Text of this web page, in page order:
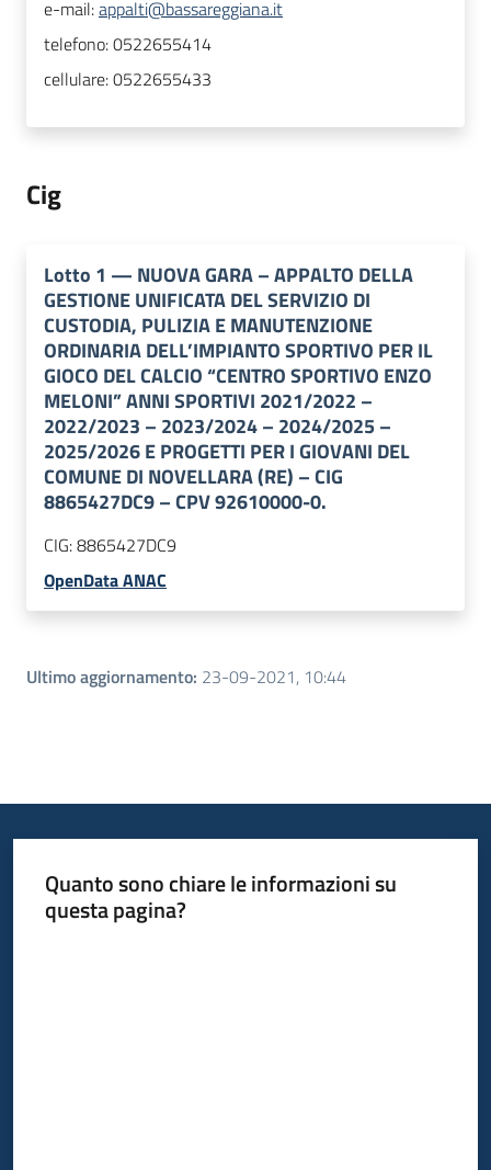
e-mail:appalti@bassareggiana.it
telefono:0522655414
cellulare:0522655433
Cig
Lotto 1 — NUOVA GARA – APPALTO DELLA
GESTIONE UNIFICATA DEL SERVIZIO DI
CUSTODIA, PULIZIA E MANUTENZIONE
ORDINARIA DELL’IMPIANTO SPORTIVO PER IL
GIOCO DEL CALCIO “CENTRO SPORTIVO ENZO
MELONI” ANNI SPORTIVI 2021/2022 –
2022/2023 – 2023/2024 – 2024/2025 –
2025/2026 E PROGETTI PER I GIOVANI DEL
COMUNE DI NOVELLARA (RE) – CIG
8865427DC9 – CPV 92610000-0.
CIG:8865427DC9
OpenData ANAC
Ultimo aggiornamento: 23-09-2021, 10:44
Quanto sono chiare le informazioni su
questa pagina?